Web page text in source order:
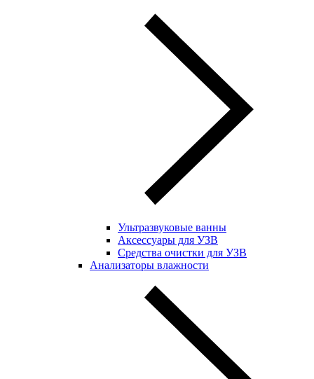
Ультразвуковые ванны
Аксессуары для УЗВ
Средства очистки для УЗВ
Анализаторы влажности